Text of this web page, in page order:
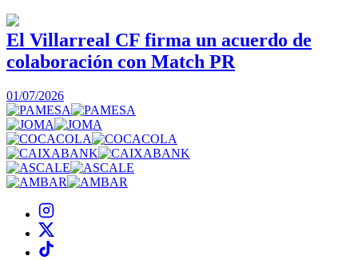
El Villarreal CF firma un acuerdo de
colaboración con Match PR
01/07/2026